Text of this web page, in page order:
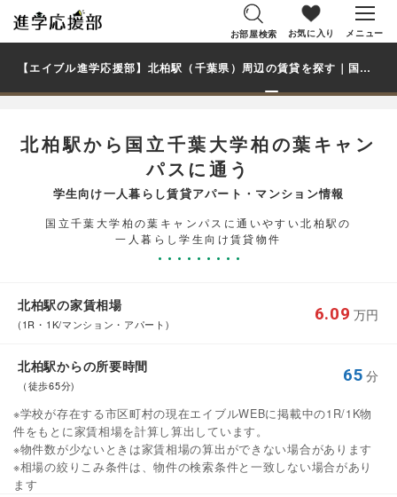
お部屋検索 お気に入り メニュー
【エイブル進学応援部】北柏駅（千葉県）周辺の賃貸を探す｜国立千葉大学柏の葉キャンパス学生・大学生の一人暮らし向け賃貸マンション・アパート
北柏駅から国立千葉大学柏の葉キャン
パスに通う
学生向け一人暮らし賃貸アパート・マンション情報
国立千葉大学柏の葉キャンパスに通いやすい北柏駅の
一人暮らし学生向け賃貸物件
北柏駅の家賃相場
(1R・1K/マンション・アパート)
6.09 万円
北柏駅からの所要時間
（徒歩65分)
65 分
※学校が存在する市区町村の現在エイブルWEBに掲載中の1R/1K物
件をもとに家賃相場を計算し算出しています。
※物件数が少ないときは家賃相場の算出ができない場合があります
※相場の絞りこみ条件は、物件の検索条件と一致しない場合があり
ます